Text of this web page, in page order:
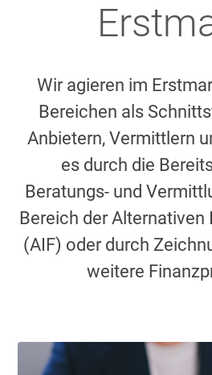
Wir agieren im
Bereichen als
Anbietern, Vermittlern
es durch die
Beratungs- und
Bereich der
(AIF) oder durch
weitere